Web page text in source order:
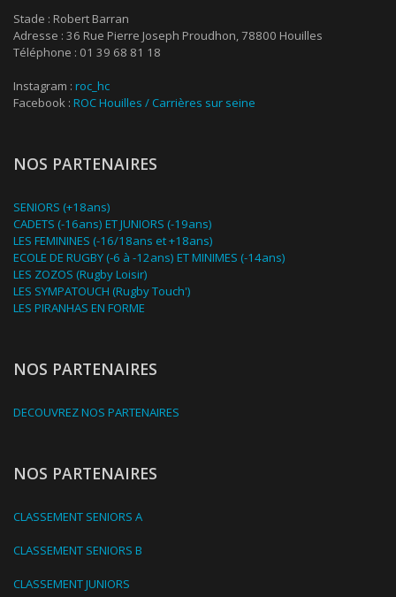
Stade : Robert Barran
Adresse : 36 Rue Pierre Joseph Proudhon, 78800 Houilles
Téléphone : 01 39 68 81 18
Instagram : roc_hc
Facebook : ROC Houilles / Carrières sur seine
NOS PARTENAIRES
SENIORS (+18ans)
CADETS (-16ans) ET JUNIORS (-19ans)
LES FEMININES (-16/18ans et +18ans)
ECOLE DE RUGBY (-6 à -12ans) ET MINIMES (-14ans)
LES ZOZOS (Rugby Loisir)
LES SYMPATOUCH (Rugby Touch')
LES PIRANHAS EN FORME
NOS PARTENAIRES
DECOUVREZ NOS PARTENAIRES
NOS PARTENAIRES
CLASSEMENT SENIORS A
CLASSEMENT SENIORS B
CLASSEMENT JUNIORS